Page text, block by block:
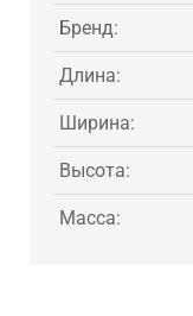
Бренд:
Длина:
Ширина:
Высота:
Масса: